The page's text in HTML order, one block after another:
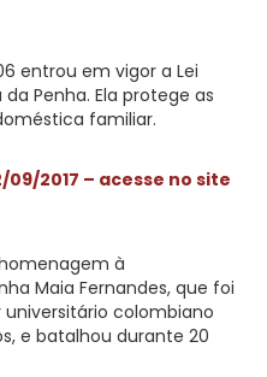
entrou em vigor a Lei
Penha. Ela protege as
familiar.
2017 – acesse no site
à
Maia Fernandes, que foi
colombiano
e batalhou durante 20